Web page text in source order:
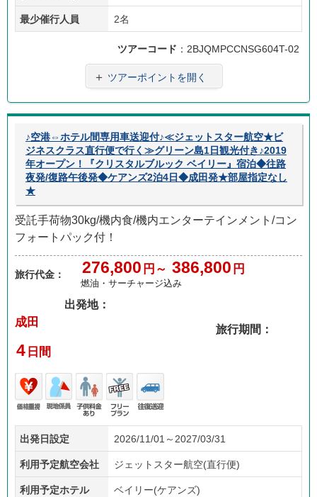
最少催行人員 2名
ツアーコード ：2BJQMPCCNSG604T-02
＋ ツアーポイントを開く
♪空港⇔ホテル間専用車送迎付♪≪ジェットスター航空★ビ
ジネスクラス直行便で行く≫グリーン島1日観光付き♪2019
年オープン！『クリスタルブルック ベイリー』宿泊◆往路
夜発/復路午後発◆ケアンズ2泊4日◆成田発★部屋指定なし
★
受託手荷物30kg/機内食/機内エンターテインメント/コン
フォートパック付！
旅行代金： 276,800 円～ 386,800 円
燃油・サーチャージ込み
出発地：
成田
旅行期間：
4 日間
価格
重視
現地
係員
子供
あり
フリ
ープ
ラン
往復
送迎
出発日設定 2026/11/01～2027/03/31
利用予定航空会社 ジェットスター航空(直行便)
利用予定ホテル ベイリー(ケアンズ)